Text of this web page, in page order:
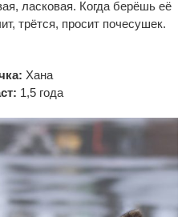
ласковая. Когда берёшь её
трётся, просит почесушек.
Хана
1,5 года